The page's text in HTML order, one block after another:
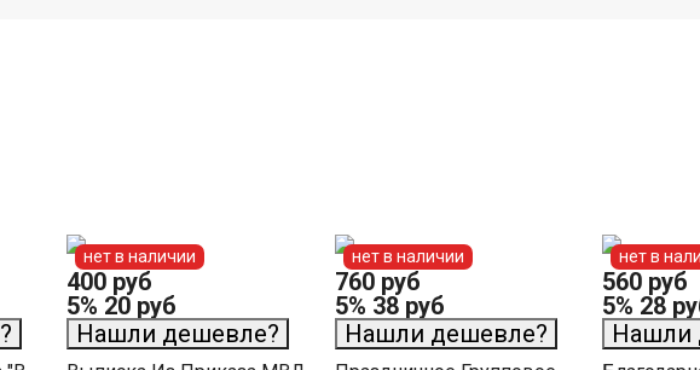
400 руб
5% 20 руб
Нашли дешевле?
нет в наличии
760 руб
5% 38 руб
Нашли дешевле?
нет в наличии
560 руб
5% 28
Нашли
нет в